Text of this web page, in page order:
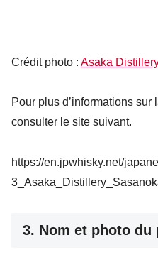
Crédit photo : Asaka
Pour plus d’informations
consulter le site suivant.
https://en.jpwhisky.net/
3. Nom et photo du